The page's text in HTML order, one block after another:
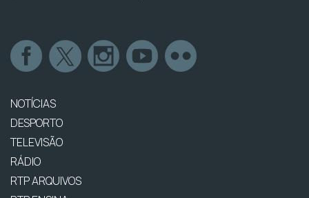
NOTÍCIAS
DESPORTO
TELEVISÃO
RÁDIO
RTP ARQUIVOS